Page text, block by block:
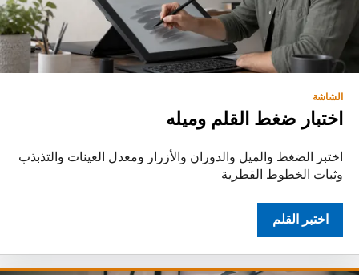
الشاشة
اختبار ضغط القلم وميله
اختبر الضغط والميل والدوران والأزرار ومعدل العينات والتذبذب
وثبات الخطوط القطرية
اختبر القلم